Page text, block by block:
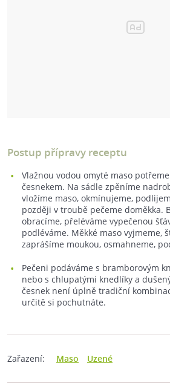
Postup přípravy receptu
Vlažnou vodou omyté maso
česnekem. Na sádle zpěníme
vložíme maso, okmínujeme,
později v troubě pečeme doměkka.
obracíme, přeléváme vypečenou
podléváme. Měkké maso vyjmeme,
zaprášíme moukou, osmahneme,
Pečeni podáváme s bramborovým
nebo s chlupatými knedlíky a
česnek není úplně tradiční
určitě si pochutnáte.
Zařazení: Maso Uzené